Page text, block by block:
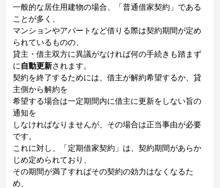
一般的な居住用建物の場合、「普通借家契約」である
ことが多く、
マンションやアパートなど借りる際は契約期間が定め
られているものの、
貸主・借主双方に異議がなければ何の手続きも踏まず
に 自動更新されます。
契約を終了するためには、借主が解約希望するか、貸
主側から解約を
希望する場合は一定期間内に借主に更新をしない旨の
通知を
しなければなりませんが、その場合は正当事由が必要
です。
これに対し、「定期借家契約」は、契約期間があらか
じめ定められており、
その期間が満了すればその契約の効力はなくなるた
め、